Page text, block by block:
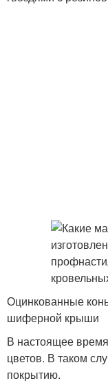
Оцинкованные
шиферной крыши
В настоящее
цветов. В таком
покрытию.